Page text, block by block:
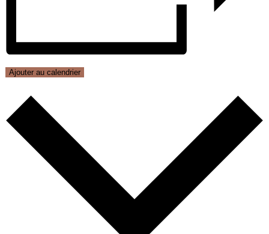
Ajouter au calendrier